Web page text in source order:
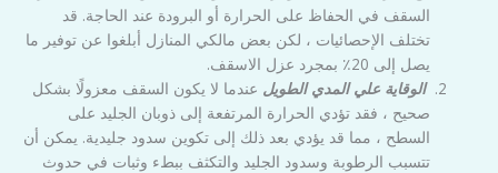
السقف في الحفاظ على الحرارة أو البرودة عند الحاجة. قد
تختلف الإحصائيات ، لكن بعض مالكي المنازل أبلغوا عن توفير ما
يصل إلى 20٪ بمجرد عزل الاسقف.
الوقاية علي المدي الطويل عندما لا يكون السقف معزولًا بشكل
صحيح ، فقد تؤدي الحرارة المرتفعة إلى ذوبان الجليد على
السطح ، مما قد يؤدي بعد ذلك إلى تكوين سدود جليدية. يمكن أن
تتسبب الرطوبة وسدود الجليد والتكثف ببطء وثبات في حدوث